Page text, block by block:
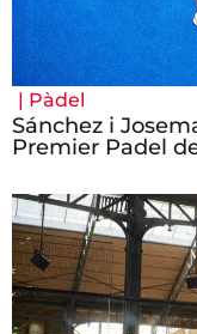
| Pàdel
Sánchez i
Premier Padel